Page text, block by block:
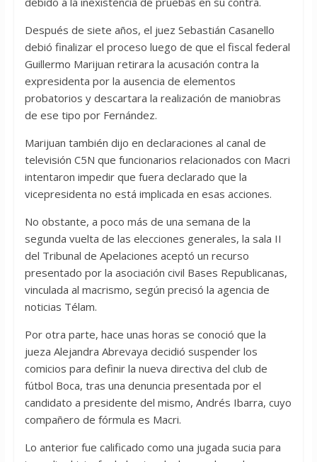
Después de siete años, el juez Sebastián Casanello
debió finalizar el proceso luego de que el fiscal federal
Guillermo Marijuan retirara la acusación contra la
expresidenta por la ausencia de elementos
probatorios y descartara la realización de maniobras
de ese tipo por Fernández.
Marijuan también dijo en declaraciones al canal de
televisión C5N que funcionarios relacionados con Macri
intentaron impedir que fuera declarado que la
vicepresidenta no está implicada en esas acciones.
No obstante, a poco más de una semana de la
segunda vuelta de las elecciones generales, la sala II
del Tribunal de Apelaciones aceptó un recurso
presentado por la asociación civil Bases Republicanas,
vinculada al macrismo, según precisó la agencia de
noticias Télam.
Por otra parte, hace unas horas se conoció que la
jueza Alejandra Abrevaya decidió suspender los
comicios para definir la nueva directiva del club de
fútbol Boca, tras una denuncia presentada por el
candidato a presidente del mismo, Andrés Ibarra, cuyo
compañero de fórmula es Macri.
Lo anterior fue calificado como una jugada sucia para